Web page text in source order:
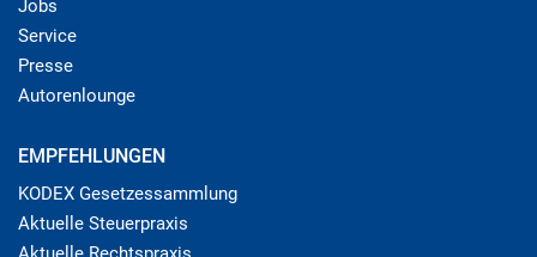
Jobs
Service
Presse
Autorenlounge
EMPFEHLUNGEN
KODEX Gesetzessammlung
Aktuelle Steuerpraxis